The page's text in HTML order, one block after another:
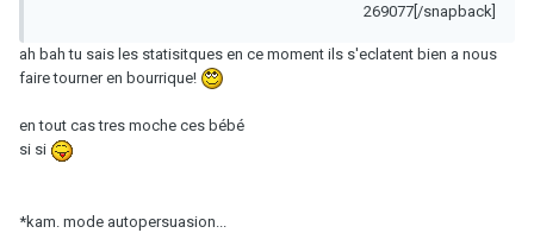
269077[/snapback]
ah bah tu sais les statisitques en ce moment ils s'eclatent bien a nous
faire tourner en bourrique!
en tout cas tres moche ces bébé
si si
*kam. mode autopersuasion...